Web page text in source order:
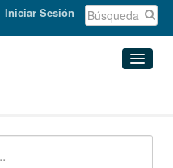
Iniciar Sesión